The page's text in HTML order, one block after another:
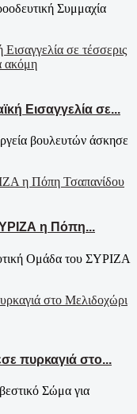
Συμμαχία
Εισαγγελία σε...
βουλευτών άσκησε
η Πόπη...
Ομάδα του ΣΥΡΙΖΑ
πυρκαγιά στο...
Σώμα για